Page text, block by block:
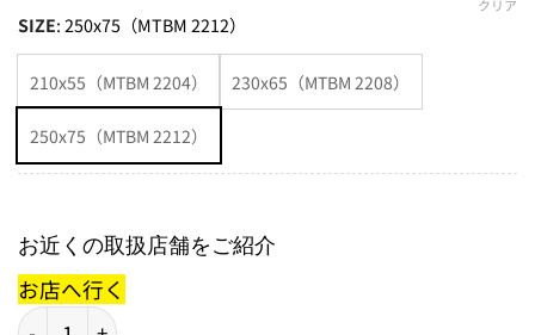
SIZE:250x75（MTBM 2212）
210x55（MTBM 2204） 230x65（MTBM 2208）
250x75（MTBM 2212）
クリア
お近くの取扱店舗をご紹介
お店へ行く
TTX22 M.2 COIL（サイドバイ）個